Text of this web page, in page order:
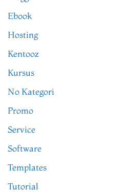
Ebook
Hosting
Kentooz
Kursus
No Kategori
Promo
Service
Software
Templates
Tutorial